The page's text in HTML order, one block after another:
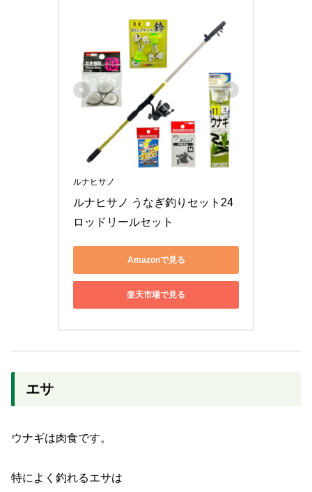
ルナヒサノ
ルナヒサノ うなぎ釣りセット24
ロッドリールセット
Amazonで見る
楽天市場で見る
エサ
ウナギは肉食です。
特によく釣れるエサは